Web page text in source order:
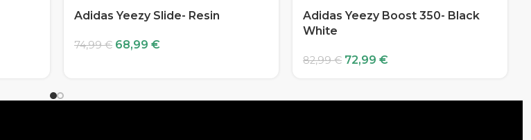
Adidas Yeezy Slide- Resin
74,99€ 68,99 €
Adidas Yeezy Boost 350- Black
White
82,99€ 72,99 €